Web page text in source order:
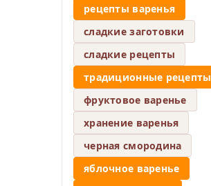
рецепты варенья
сладкие заготовки
сладкие рецепты
традиционные рецепты
фруктовое варенье
хранение варенья
черная смородина
яблочное варенье